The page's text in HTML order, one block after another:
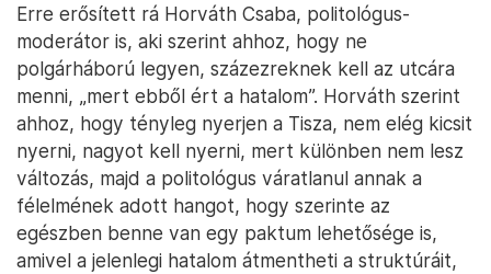
Erre erősített rá Horváth Csaba, politológus-
moderátor is, aki szerint ahhoz, hogy ne
polgárháború legyen, százezreknek kell az utcára
menni, „mert ebből ért a hatalom”. Horváth szerint
ahhoz, hogy tényleg nyerjen a Tisza, nem elég kicsit
nyerni, nagyot kell nyerni, mert különben nem lesz
változás, majd a politológus váratlanul annak a
félelmének adott hangot, hogy szerinte az
egészben benne van egy paktum lehetősége is,
amivel a jelenlegi hatalom átmentheti a struktúráit,